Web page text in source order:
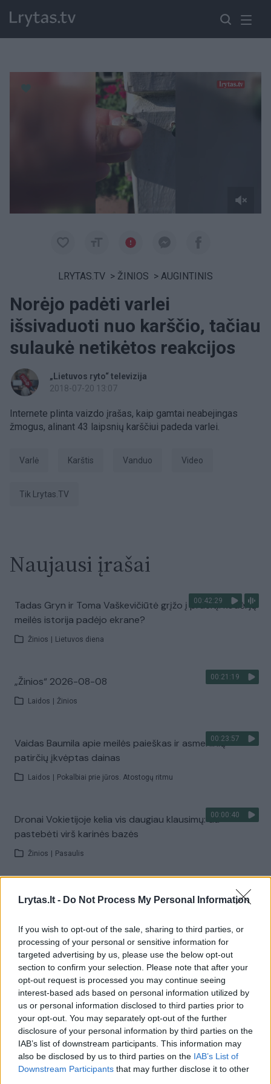
Lrytas.lt - Do Not Process My Personal Information
If you wish to opt-out of the sale, sharing to third parties, or
processing of your personal or sensitive information for
targeted advertising by us, please use the below opt-out
section to confirm your selection. Please note that after your
opt-out request is processed you may continue seeing
interest-based ads based on personal information utilized by
us or personal information disclosed to third parties prior to
your opt-out. You may separately opt-out of the further
disclosure of your personal information by third parties on the
IAB’s list of downstream participants. This information may
also be disclosed by us to third parties on the IAB’s List of
Downstream Participants that may further disclose it to other
LRYTAS.TV > ŽINIOS > AUGINTINIS
Norėjo padėti varlei
išsivaduoti nuo karščio, tačiau
sulaukė netikėtos reakcijos
„Lietuvos ryto“ televizija
2018-07-20 13:07
Internete plinta vaizdo įrašas, kaip gamtai neabejingas
žmogus, alinant 43 laipsnių karščiui padeda varlei.
varlė karštis Vanduo Video
tik Lrytas.TV
Naujausi įrašai
00:42:29
Tadas Gryn ir Toma Vaškevičiūtė grįžo į praeitį: kodėl jų
meilės istorija padėjo ekrane?
Žinios Lietuvos diena
00:21:19
„Žinios“ 2026-08-08
Laidos Žinios
00:23:57
Vaidas Baumila apie meilės paieškas ir asmeninių
patirčių įkvėptas dainas
Laidos Pokalbiai prie jūros. Atostogų ritmu
00:00:40
Dronai Vokietijoje kelia vis daugiau klausimų: du
pastebėti virš karinės bazės
Žinios Pasaulis
Visi įrašai
Žiūrimiausi įrašai
00:00:30
Vaizdai iš tragiškos avarijos Vilniaus r.: dviejų moterų ir
vaiko gyvybių išgelbėti nepavyko
Žinios | Lietuvos diena
00:00:57
Savaitės vidurys nusimato karštas: temperatūra kils iki